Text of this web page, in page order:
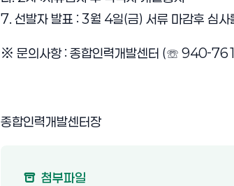
7. 선발자 발표 : 3월 4일(금) 서류 마감후 심사
※ 문의사항 : 종합인력개발센터 (☏ 940-
종합인력개발센터장
첨부파일